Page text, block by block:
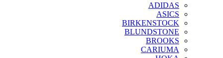
ADIDAS
ASICS
BIRKENSTOCK
BLUNDSTONE
BROOKS
CARIUMA